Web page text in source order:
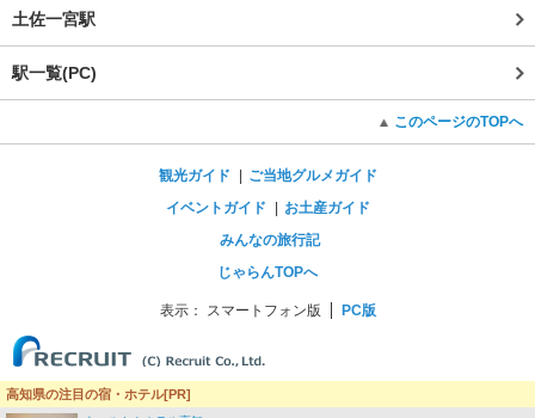
土佐一宮駅
駅一覧(PC)
このページのTOPへ
観光ガイド
ご当地グルメガイド
イベントガイド
お土産ガイド
みんなの旅行記
じゃらんTOPへ
表示： スマートフォン版 PC版
高知県の注目の宿・ホテル[PR]